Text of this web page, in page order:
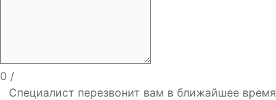
0 /
Специалист перезвонит вам в ближайшее